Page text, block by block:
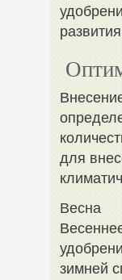
для
Весна
зимней